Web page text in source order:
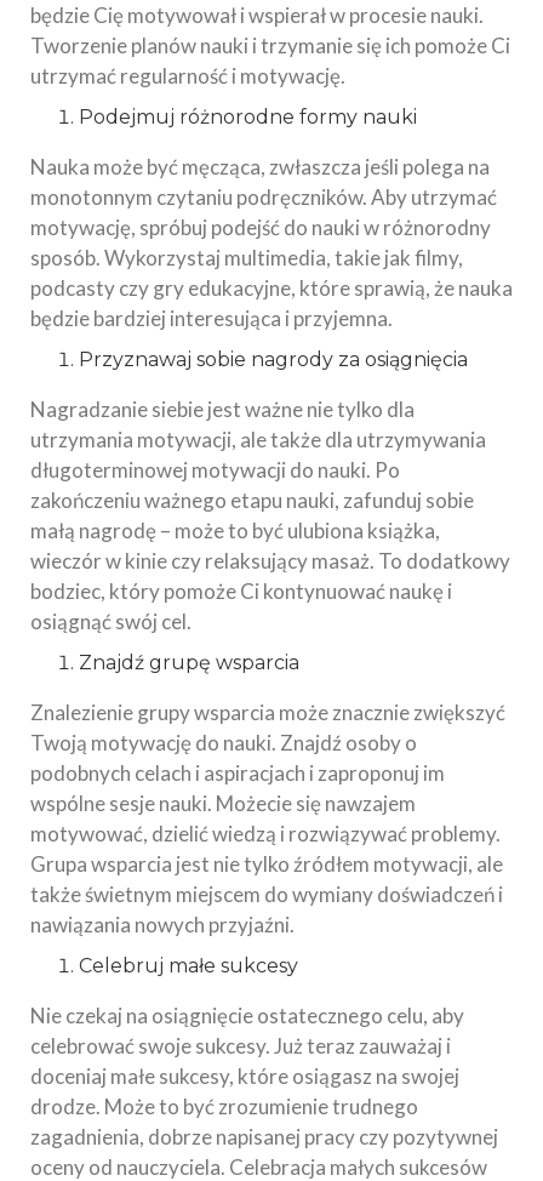
będzie Cię motywował i wspierał w procesie nauki.
Tworzenie planów nauki i trzymanie się ich pomoże Ci
utrzymać regularność i motywację.
Podejmuj różnorodne formy nauki
Nauka może być męcząca, zwłaszcza jeśli polega na
monotonnym czytaniu podręczników. Aby utrzymać
motywację, spróbuj podejść do nauki w różnorodny
sposób. Wykorzystaj multimedia, takie jak filmy,
podcasty czy gry edukacyjne, które sprawią, że nauka
będzie bardziej interesująca i przyjemna.
Przyznawaj sobie nagrody za osiągnięcia
Nagradzanie siebie jest ważne nie tylko dla
utrzymania motywacji, ale także dla utrzymywania
długoterminowej motywacji do nauki. Po
zakończeniu ważnego etapu nauki, zafunduj sobie
małą nagrodę – może to być ulubiona książka,
wieczór w kinie czy relaksujący masaż. To dodatkowy
bodziec, który pomoże Ci kontynuować naukę i
osiągnąć swój cel.
Znajdź grupę wsparcia
Znalezienie grupy wsparcia może znacznie zwiększyć
Twoją motywację do nauki. Znajdź osoby o
podobnych celach i aspiracjach i zaproponuj im
wspólne sesje nauki. Możecie się nawzajem
motywować, dzielić wiedzą i rozwiązywać problemy.
Grupa wsparcia jest nie tylko źródłem motywacji, ale
także świetnym miejscem do wymiany doświadczeń i
nawiązania nowych przyjaźni.
Celebruj małe sukcesy
Nie czekaj na osiągnięcie ostatecznego celu, aby
celebrować swoje sukcesy. Już teraz zauważaj i
doceniaj małe sukcesy, które osiągasz na swojej
drodze. Może to być zrozumienie trudnego
zagadnienia, dobrze napisanej pracy czy pozytywnej
oceny od nauczyciela. Celebracja małych sukcesów